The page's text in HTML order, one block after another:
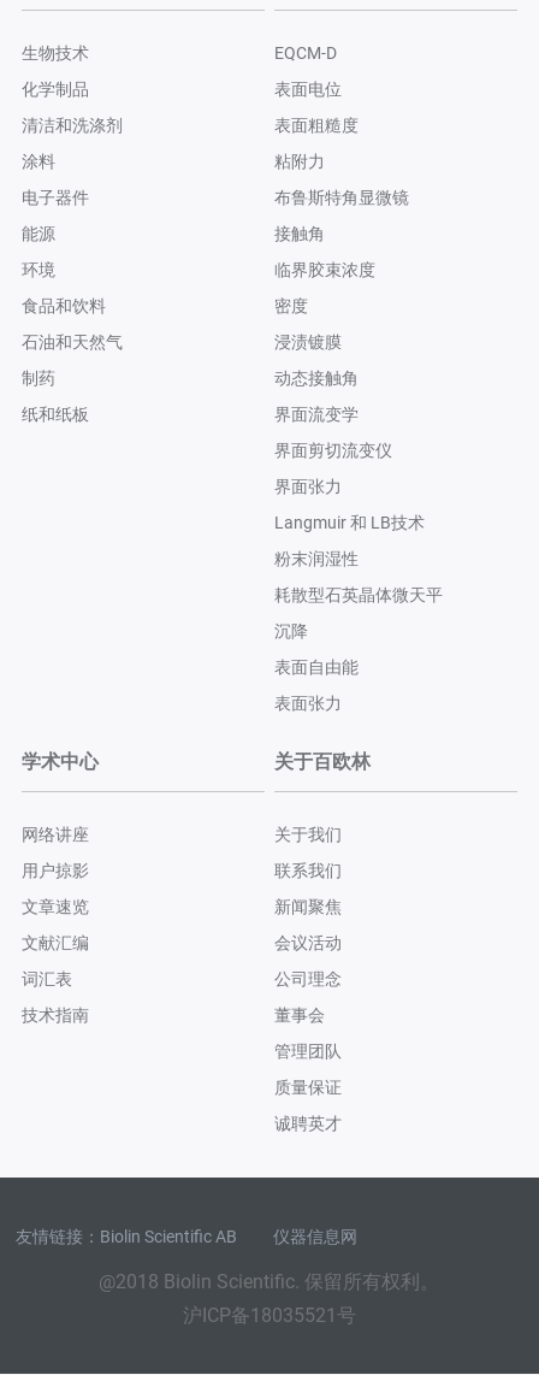
生物技术
化学制品
清洁和洗涤剂
涂料
电子器件
能源
环境
食品和饮料
石油和天然气
制药
纸和纸板
EQCM-D
表面电位
表面粗糙度
粘附力
布鲁斯特角显微镜
接触角
临界胶束浓度
密度
浸渍镀膜
动态接触角
界面流变学
界面剪切流变仪
界面张力
Langmuir 和 LB技术
粉末润湿性
耗散型石英晶体微天平
沉降
表面自由能
表面张力
学术中心
网络讲座
用户掠影
文章速览
文献汇编
词汇表
技术指南
关于百欧林
关于我们
联系我们
新闻聚焦
会议活动
公司理念
董事会
管理团队
质量保证
诚聘英才
友情链接： Biolin Scientific AB 仪器信息网
@2018 Biolin Scientific. 保留所有权利。
沪ICP备18035521号